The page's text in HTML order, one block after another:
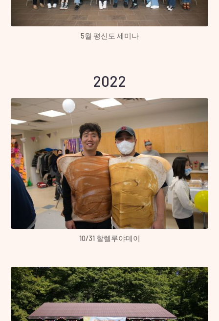
5월 평신도 세미나
2022
10/31 할렐루야데이